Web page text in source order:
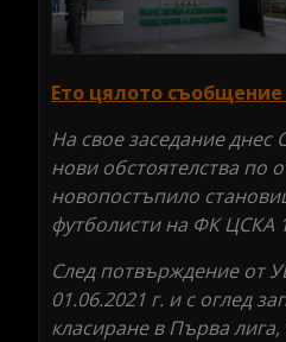
Ето цялото
На свое заседание
нови обстоятелства по
новопостъпило
футболисти на ФК ЦСКА
След потвърждение от
01.06.2021 г. и с оглед
класиране в Първа